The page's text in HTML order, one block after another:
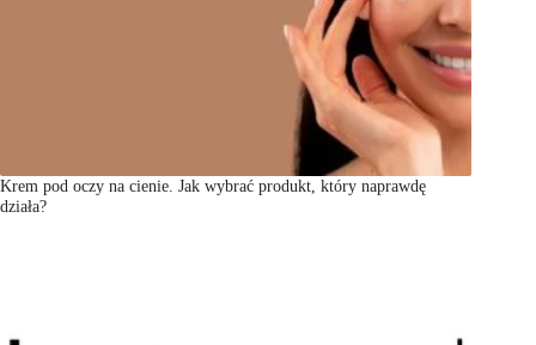
Krem pod oczy na cienie. Jak wybrać produkt, który naprawdę
działa?